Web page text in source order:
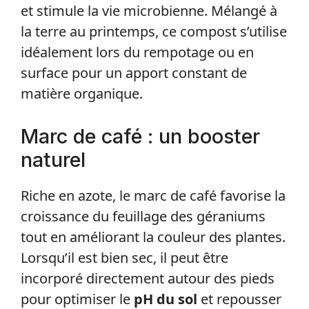
et stimule la vie microbienne. Mélangé à
la terre au printemps, ce compost s’utilise
idéalement lors du rempotage ou en
surface pour un apport constant de
matière organique.
Marc de café : un booster
naturel
Riche en azote, le marc de café favorise la
croissance du feuillage des géraniums
tout en améliorant la couleur des plantes.
Lorsqu’il est bien sec, il peut être
incorporé directement autour des pieds
pour optimiser le pH du sol et repousser